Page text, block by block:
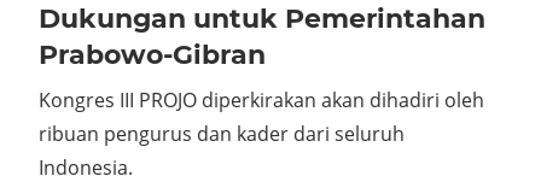
Dukungan untuk Pemerintahan
Prabowo-Gibran
Kongres III PROJO diperkirakan akan dihadiri oleh
ribuan pengurus dan kader dari seluruh
Indonesia.